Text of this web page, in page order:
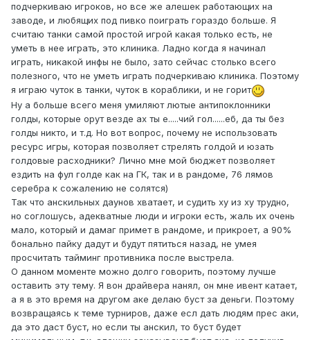
подчеркиваю игроков, но все же алешек работающих на
заводе, и любящих под пивко поиграть гораздо больше. Я
считаю танки самой простой игрой какая только есть, не
уметь в нее играть, это клиника. Ладно когда я начинал
играть, никакой инфы не было, зато сейчас столько всего
полезного, что не уметь играть подчеркиваю клиника. Поэтому
я играю чуток в танки, чуток в кораблики, и не горит
Ну а больше всего меня умиляют лютые антипоклонники
голды, которые орут везде ах ты е.....чий гол......еб, да ты без
голды никто, и т.д. Но вот вопрос, почему не использовать
ресурс игры, которая позволяет стрелять голдой и юзать
голдовые расходники? Лично мне мой бюджет позволяет
ездить на фул голде как на ГК, так и в рандоме, 76 лямов
серебра к сожалению не солятся)
Так что анскильных даунов хватает, и судить ху из ху трудно,
но соглошусь, адекватные люди и игроки есть, жаль их очень
мало, который и дамаг примет в рандоме, и прикроет, а 90%
бонально пайку дадут и будут пятиться назад, не умея
просчитать тайминг противника после выстрела.
О данном моменте можно долго говорить, поэтому лучше
оставить эту тему. Я вон драйвера нанял, он мне ивент катает,
а я в это время на другом аке делаю буст за деньги. Поэтому
возвращаясь к теме турниров, даже есл дать людям прес аки,
да это даст буст, но если ты анскил, то буст будет